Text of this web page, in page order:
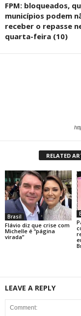
FPM: bloqueados,
municípios podem
receber o repasse
quarta-feira (10)
RELATED
Brasil
Flávio diz que crise com
Michelle é “página
virada”
LEAVE A REPLY